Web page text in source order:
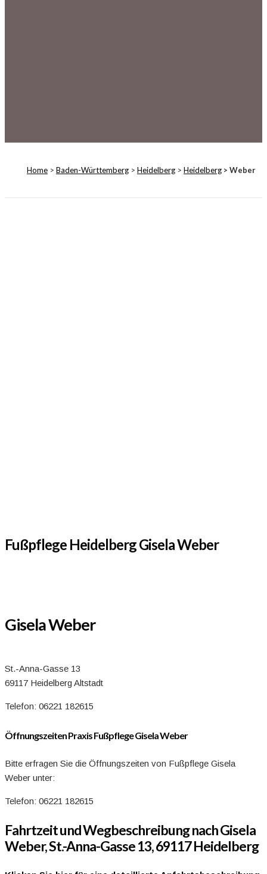
Home> Baden-Württemberg> Heidelberg> Heidelberg> Weber
Fußpflege Heidelberg Gisela Weber
Gisela Weber
St.-Anna-Gasse 13
69117 Heidelberg Altstadt
Telefon: 06221 182615
Öffnungszeiten Praxis Fußpflege Gisela Weber
Bitte erfragen Sie die Öffnungszeiten von Fußpflege Gisela
Weber unter:
Telefon: 06221 182615
Fahrtzeit und Wegbeschreibung nach Gisela
Weber, St.-Anna-Gasse 13, 69117 Heidelberg